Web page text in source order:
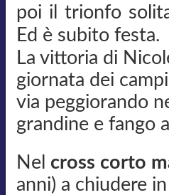
poi il trionfo
Ed è subito festa.
La vittoria di
giornata dei
via peggiorando
grandine e fango
Nel cross corto
anni) a chiudere in